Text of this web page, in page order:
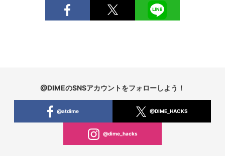
@DIMEのSNSアカウントをフォローしよう！
@atdime @DIME_HACKS
@dime_hacks